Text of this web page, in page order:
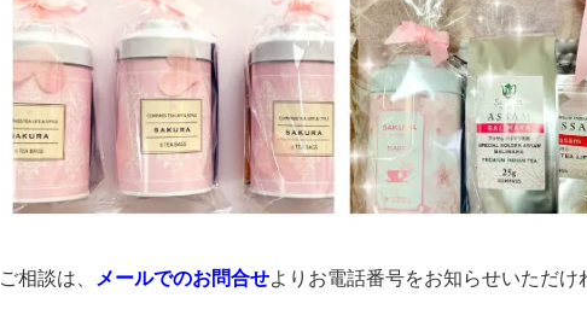
ご相談は、 メールでのお問合せよりお電話番号をお知らせいただけ